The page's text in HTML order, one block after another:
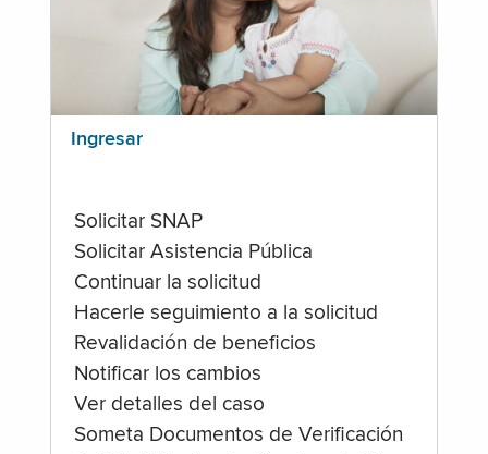
Ingresar
Solicitar SNAP
Solicitar Asistencia Pública
Continuar la solicitud
Hacerle seguimiento a la solicitud
Revalidación de beneficios
Notificar los cambios
Ver detalles del caso
Someta Documentos de Verificación